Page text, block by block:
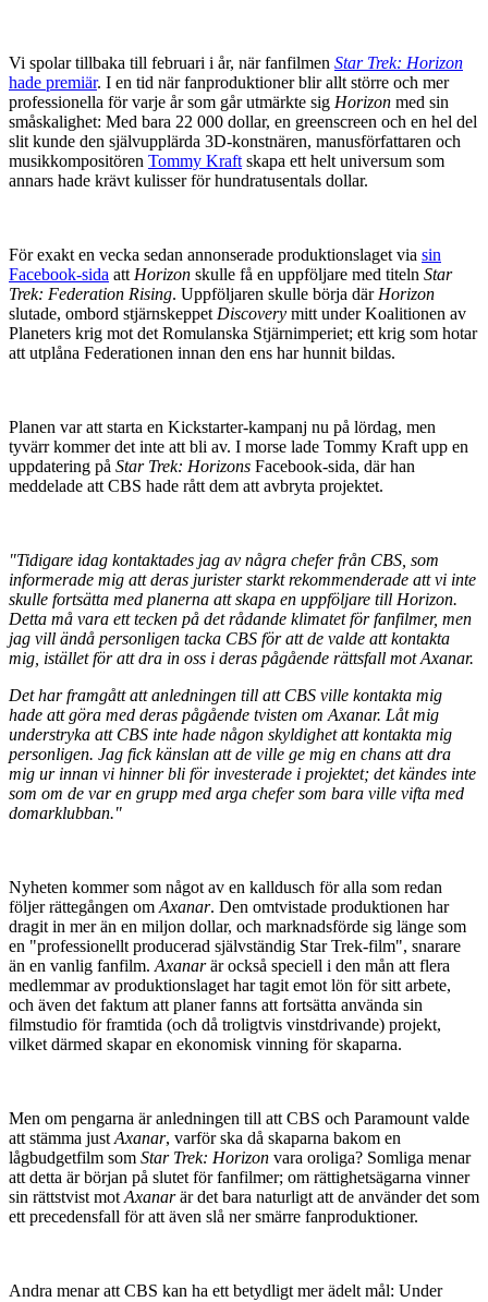
Vi spolar tillbaka till februari i år, när fanfilmen Star Trek: Horizon
hade premiär. I en tid när fanproduktioner blir allt större och mer
professionella för varje år som går utmärkte sig Horizon med sin
småskalighet: Med bara 22 000 dollar, en greenscreen och en hel del
slit kunde den självupplärda 3D-konstnären, manusförfattaren och
musikkompositören Tommy Kraft skapa ett helt universum som
annars hade krävt kulisser för hundratusentals dollar.
För exakt en vecka sedan annonserade produktionslaget via sin
Facebook-sida att Horizon skulle få en uppföljare med titeln Star
Trek: Federation Rising. Uppföljaren skulle börja där Horizon
slutade, ombord stjärnskeppet Discovery mitt under Koalitionen av
Planeters krig mot det Romulanska Stjärnimperiet; ett krig som hotar
att utplåna Federationen innan den ens har hunnit bildas.
Planen var att starta en Kickstarter-kampanj nu på lördag, men
tyvärr kommer det inte att bli av. I morse lade Tommy Kraft upp en
uppdatering på Star Trek: Horizons Facebook-sida, där han
meddelade att CBS hade rått dem att avbryta projektet.
"Tidigare idag kontaktades jag av några chefer från CBS, som
informerade mig att deras jurister starkt rekommenderade att vi inte
skulle fortsätta med planerna att skapa en uppföljare till Horizon.
Detta må vara ett tecken på det rådande klimatet för fanfilmer, men
jag vill ändå personligen tacka CBS för att de valde att kontakta
mig, istället för att dra in oss i deras pågående rättsfall mot Axanar.
Det har framgått att anledningen till att CBS ville kontakta mig
hade att göra med deras pågående tvisten om Axanar. Låt mig
understryka att CBS inte hade någon skyldighet att kontakta mig
personligen. Jag fick känslan att de ville ge mig en chans att dra
mig ur innan vi hinner bli för investerade i projektet; det kändes inte
som om de var en grupp med arga chefer som bara ville vifta med
domarklubban."
Nyheten kommer som något av en kalldusch för alla som redan
följer rättegången om Axanar. Den omtvistade produktionen har
dragit in mer än en miljon dollar, och marknadsförde sig länge som
en "professionellt producerad självständig Star Trek-film", snarare
än en vanlig fanfilm. Axanarär också speciell i den mån att flera
medlemmar av produktionslaget har tagit emot lön för sitt arbete,
och även det faktum att planer fanns att fortsätta använda sin
filmstudio för framtida (och då troligtvis vinstdrivande) projekt,
vilket därmed skapar en ekonomisk vinning för skaparna.
Men om pengarna är anledningen till att CBS och Paramount valde
att stämma just Axanar, varför ska då skaparna bakom en
lågbudgetfilm som Star Trek: Horizon vara oroliga? Somliga menar
att detta är början på slutet för fanfilmer; om rättighetsägarna vinner
sin rättstvist mot Axanarär det bara naturligt att de använder det som
ett precedensfall för att även slå ner smärre fanproduktioner.
Andra menar att CBS kan ha ett betydligt mer ädelt mål: Under